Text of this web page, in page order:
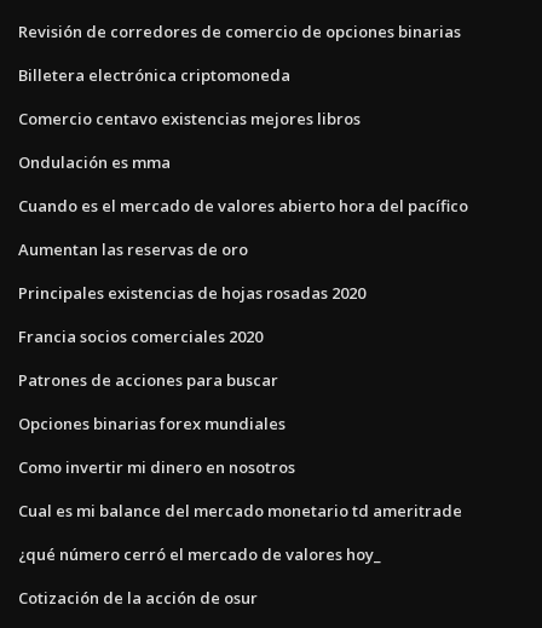
Revisión de corredores de comercio de opciones binarias
Billetera electrónica criptomoneda
Comercio centavo existencias mejores libros
Ondulación es mma
Cuando es el mercado de valores abierto hora del pacífico
Aumentan las reservas de oro
Principales existencias de hojas rosadas 2020
Francia socios comerciales 2020
Patrones de acciones para buscar
Opciones binarias forex mundiales
Como invertir mi dinero en nosotros
Cual es mi balance del mercado monetario td ameritrade
¿qué número cerró el mercado de valores hoy_
Cotización de la acción de osur